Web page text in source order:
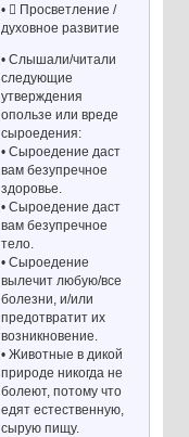
•  Просветление /
духовное развитие
• Слышали/читали
следующие
утверждения
опользе или вреде
сыроедения:
• Сыроедение даст
вам безупречное
здоровье.
• Сыроедение даст
вам безупречное
тело.
• Сыроедение
вылечит любую/все
болезни, и/или
предотвратит их
возникновение.
• Животные в дикой
природе никогда не
болеют, потому что
едят естественную,
сырую пищу.